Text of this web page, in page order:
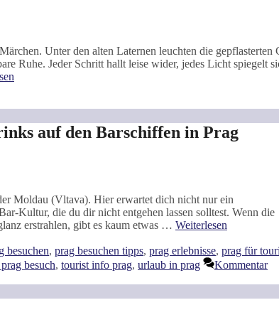
Unter den alten Laternen leuchten die gepflasterten
Ruhe. Jeder Schritt hallt leise wider, jedes Licht spiegelt
auf den Barschiffen in Prag
Moldau (Vltava). Hier erwartet dich nicht nur ein
Kultur, die du dir nicht entgehen lassen solltest. Wenn die
erstrahlen, gibt es kaum etwas … Weiterlesen
besuchen, prag besuchen tipps, prag erlebnisse, prag für
besuch, tourist info prag, urlaub in prag
Kommentar